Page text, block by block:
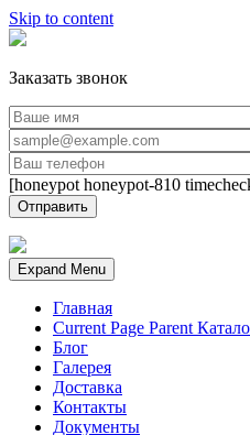
Skip to content
Заказать звонок
[honeypot honeypot-810
Expand Menu
Главная
Current Page Parent
Блог
Галерея
Доставка
Контакты
Документы